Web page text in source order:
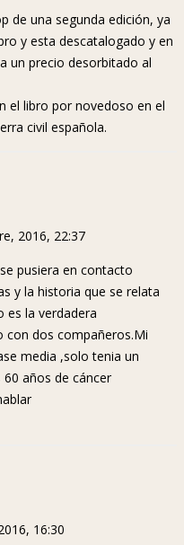
de una segunda edición, ya
y esta descatalogado y en
un precio desorbitado al
el libro por novedoso en el
civil española.
2016, 22:37
pusiera en contacto
y la historia que se relata
es la verdadera
con dos compañeros.Mi
media ,solo tenia un
años de cáncer
16:30